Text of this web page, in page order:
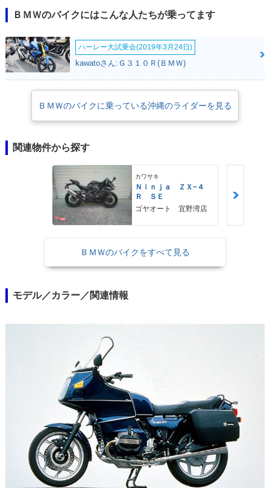
ＢＭＷのバイクにはこんな人たちが乗ってます
ハーレー大試乗会(2019年3月24日)
kawatoさん:Ｇ３１０Ｒ(ＢＭＷ)
ＢＭＷのバイクに乗っている沖縄のライダーを見る
関連物件から探す
カワサキ
Ｎｉｎｊａ ＺＸ−４
Ｒ ＳＥ
ゴヤオート 宜野湾店
ＢＭＷのバイクをすべて見る
モデル／カラー／関連情報